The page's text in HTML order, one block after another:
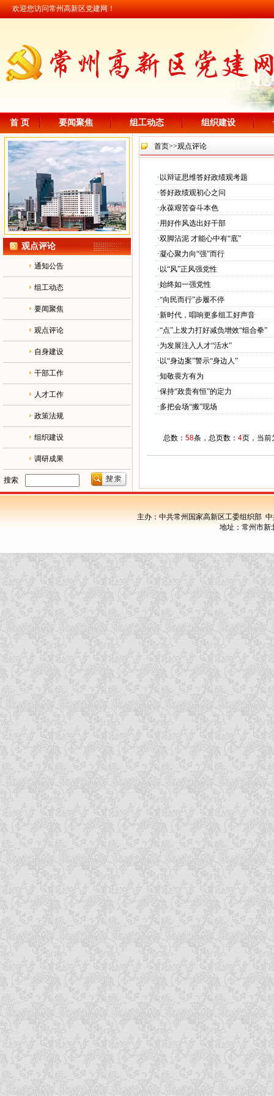
欢迎您访问常州高新区党建网！
首 页 要闻聚焦 组工动态 组织建设
观点评论
通知公告
组工动态
要闻聚焦
观点评论
自身建设
干部工作
人才工作
政策法规
组织建设
调研成果
搜索
首页>>观点评论
· 以辩证思维答好政绩观考题
·答好政绩观初心之问
·永葆艰苦奋斗本色
·用好作风选出好干部
·双脚沾泥 才能心中有“底”
·凝心聚力向“强”而行
· 以“风”正风强党性
·始终如一强党性
·“向民而行”步履不停
·新时代，唱响更多组工好声音
·“点”上发力打好减负增效“组合拳”
·为发展注入人才“活水”
· 以“身边案”警示“身边人”
·知敬畏方有为
·保持“政贵有恒”的定力
·多把会场“搬”现场
总数： 58条，总页数： 4页，当前
主办：中共常州国家高新区工委组织部
地址：常州市